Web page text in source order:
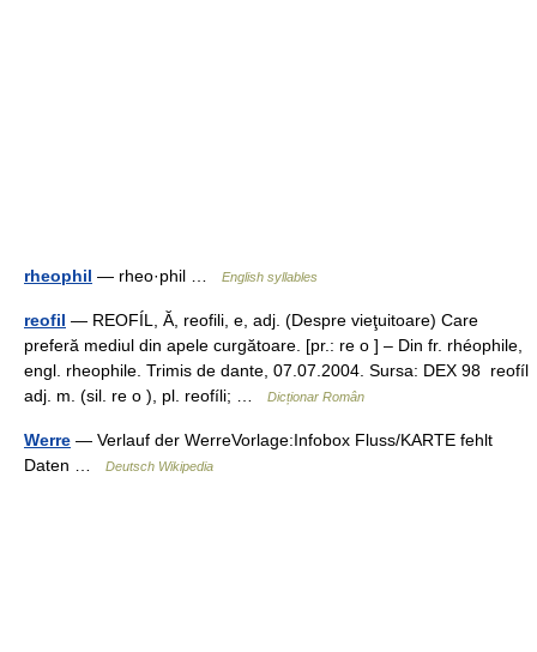
rheophil — rheo·phil … English syllables
reofil — REOFÍL, Ă, reofili, e, adj. (Despre vieţuitoare) Care
preferă mediul din apele curgătoare. [pr.: re o ] – Din fr. rhéophile,
engl. rheophile. Trimis de dante, 07.07.2004. Sursa: DEX 98 reofíl
adj. m. (sil. re o ), pl. reofíli; …
Dicționar Român
Werre — Verlauf der WerreVorlage:Infobox Fluss/KARTE fehlt
Daten …
Deutsch Wikipedia